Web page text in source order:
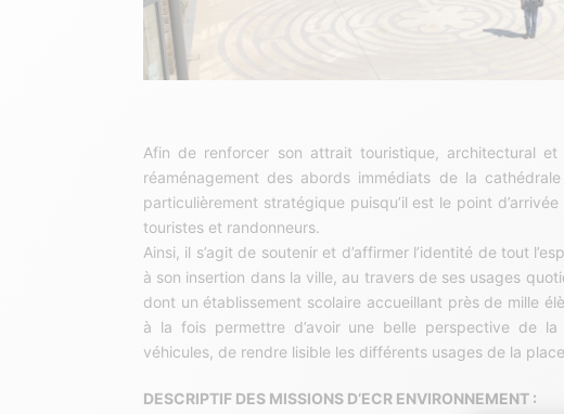
Afin de renforcer son attrait touristique, architectural
réaménagement des abords immédiats de la
particulièrement stratégique puisqu’il est le point
touristes et randonneurs.
Ainsi, il s’agit de soutenir et d’affirmer l’identité de tout
à son insertion dans la ville, au travers de ses usages
dont un établissement scolaire accueillant près de mille
à la fois permettre d’avoir une belle perspective de
véhicules, de rendre lisible les différents usages de la
DESCRIPTIF DES MISSIONS D’ECR ENVIRONNEMENT :